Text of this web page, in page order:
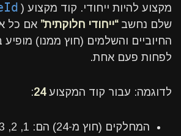
מקצוע להיות ייחודי. קוד מקצוע (
שלם נחשב“ייחודי חלוקתית” אם כל
החיוביים והשלמים (חוץ ממנו)
לפחות פעם אחת.
לדוגמה: עבור קוד המקצוע24
:
המחלקים (חוץ מ-24) הם: 1, 2, 3, 4, 6, 8, 12.